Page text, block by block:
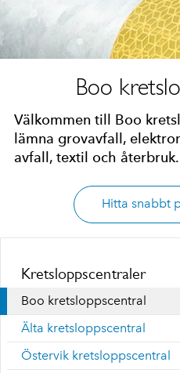
Boo
Välkommen till Boo
lämna grovavfall,
avfall, textil och återbruk.
Hitta snabbt
Kretsloppscentraler
Boo kretsloppscentral
Älta kretsloppscentral
Östervik kretsloppscentral